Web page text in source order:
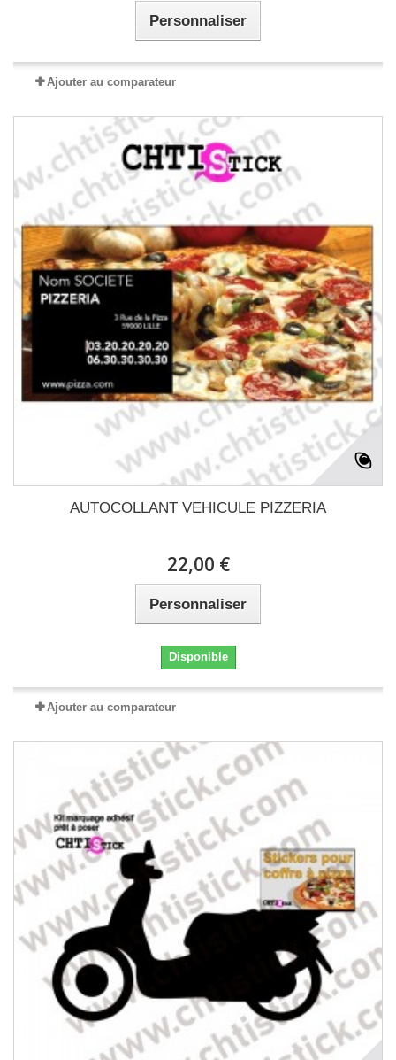
Personnaliser
Ajouter au comparateur
AUTOCOLLANT VEHICULE PIZZERIA
22,00 €
Personnaliser
Disponible
Ajouter au comparateur